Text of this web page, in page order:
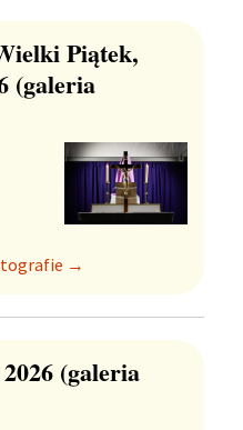
Piątek,
(galeria
→
(galeria